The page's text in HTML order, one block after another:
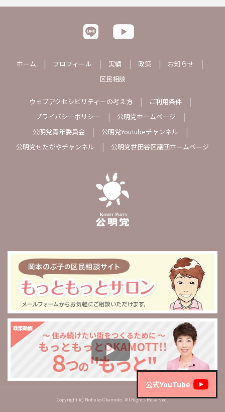
公式YouTube
ホーム プロフィール 実績 政策
お知らせ
区民相談
ウェブアクセシビリティーの考え方
ご利用条件
プライバシーポリシー
公明党ホームページ
公明党青年委員会
公明党Youtubeチャンネル
公明党せたがやチャンネル
公明党世田谷区議団ホームページ
Copyright (c) Nobuko Okamoto. All Rights Reserved.